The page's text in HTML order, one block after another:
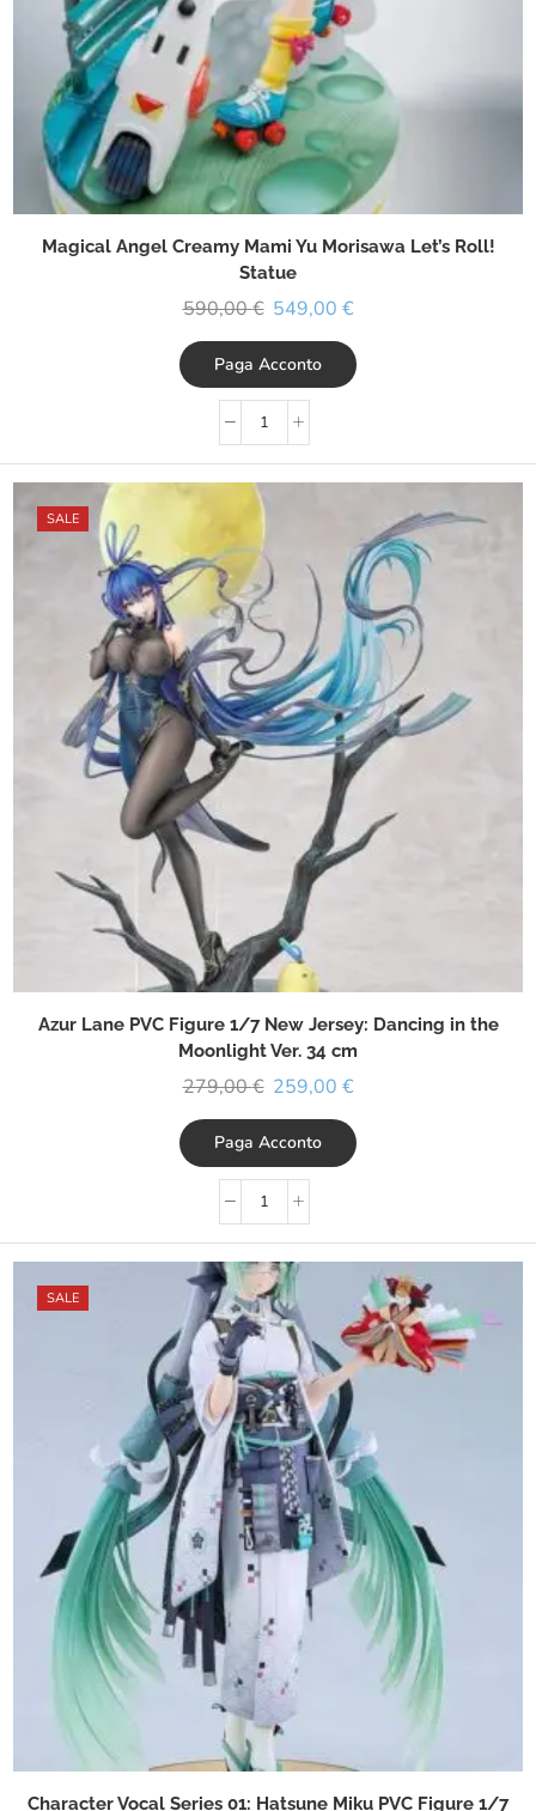
Magical Angel Creamy Mami Yu Morisawa Let’s Roll!
Statue
590,00€ 549,00 €
Paga Acconto
SALE
Azur Lane PVC Figure 1/7 New Jersey: Dancing in the
Moonlight Ver. 34 cm
279,00€ 259,00 €
Paga Acconto
SALE
Character Vocal Series 01: Hatsune Miku PVC Figure 1/7